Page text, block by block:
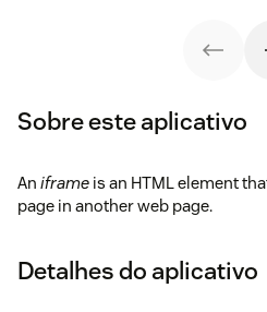
Sobre este aplicativo
An iframe is an HTML element
page in another web page.
Detalhes do aplicativo